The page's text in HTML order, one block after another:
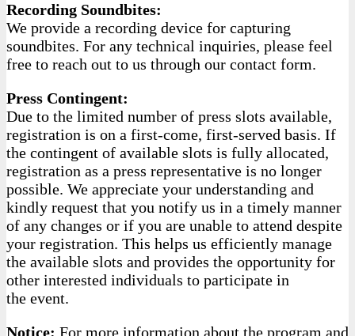
Recording Soundbites:
We provide a recording device for capturing
soundbites. For any technical inquiries, please feel
free to reach out to us through our contact form.
Press Contingent:
Due to the limited number of press slots available,
registration is on a first-come, first-served basis. If
the contingent of available slots is fully allocated,
registration as a press representative is no longer
possible. We appreciate your understanding and
kindly request that you notify us in a timely manner
of any changes or if you are unable to attend despite
your registration. This helps us efficiently manage
the available slots and provides the opportunity for
other interested individuals to participate in
the event.
Notice: For more information about the program and